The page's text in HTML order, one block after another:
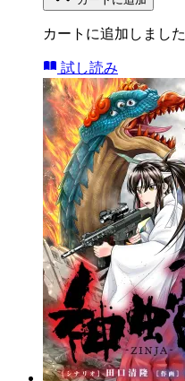
カートに追加しました
試し読み